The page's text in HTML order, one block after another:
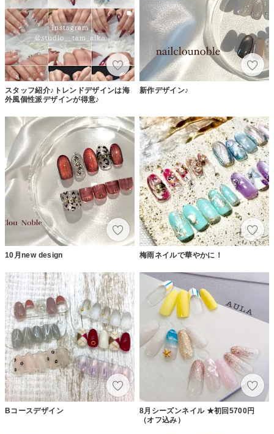
スタッフ紹介♪トレンドデザインは海
外風個性派デザインが得意♪
新作デザイン♪
10月new design 梅雨ネイルで華やかに！
Bコースデザイン
8月シーズンネイル ★初回5700円
（オフ込み）